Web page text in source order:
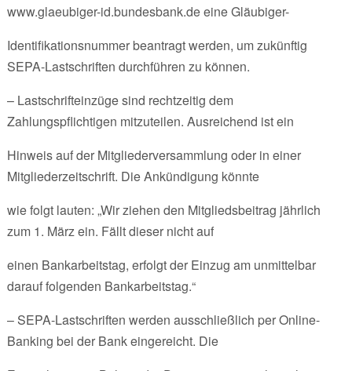
www.glaeubiger-id.bundesbank.de eine Gläubiger-
Identifikationsnummer beantragt werden, um zukünftig
SEPA-Lastschriften durchführen zu können.
– Lastschrifteinzüge sind rechtzeitig dem
Zahlungspflichtigen mitzuteilen. Ausreichend ist ein
Hinweis auf der Mitgliederversammlung oder in einer
Mitgliederzeitschrift. Die Ankündigung könnte
wie folgt lauten: „Wir ziehen den Mitgliedsbeitrag jährlich
zum 1. März ein. Fällt dieser nicht auf
einen Bankarbeitstag, erfolgt der Einzug am unmittelbar
darauf folgenden Bankarbeitstag.“
– SEPA-Lastschriften werden ausschließlich per Online-
Banking bei der Bank eingereicht. Die